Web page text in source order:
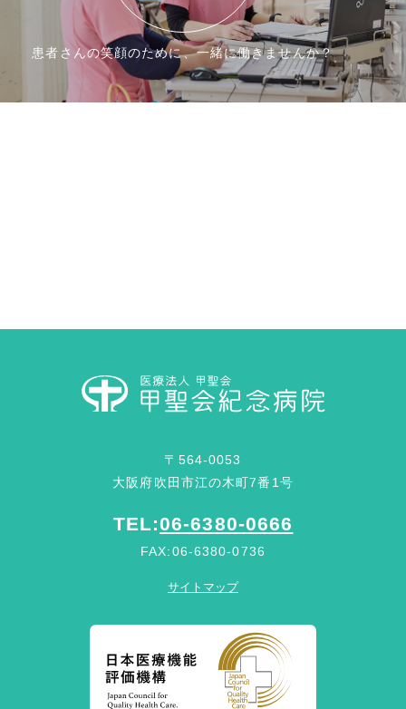
患者さんの笑顔のために、一緒に働きませんか？
〒564-0053
大阪府吹田市江の木町7番1号
TEL:06-6380-0666
FAX:06-6380-0736
サイトマップ